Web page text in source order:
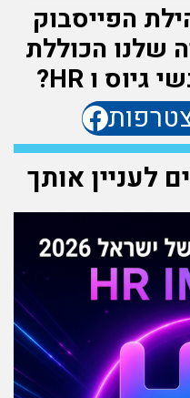
הפייסבוק
שלנו הכוללת
לעניין אותך